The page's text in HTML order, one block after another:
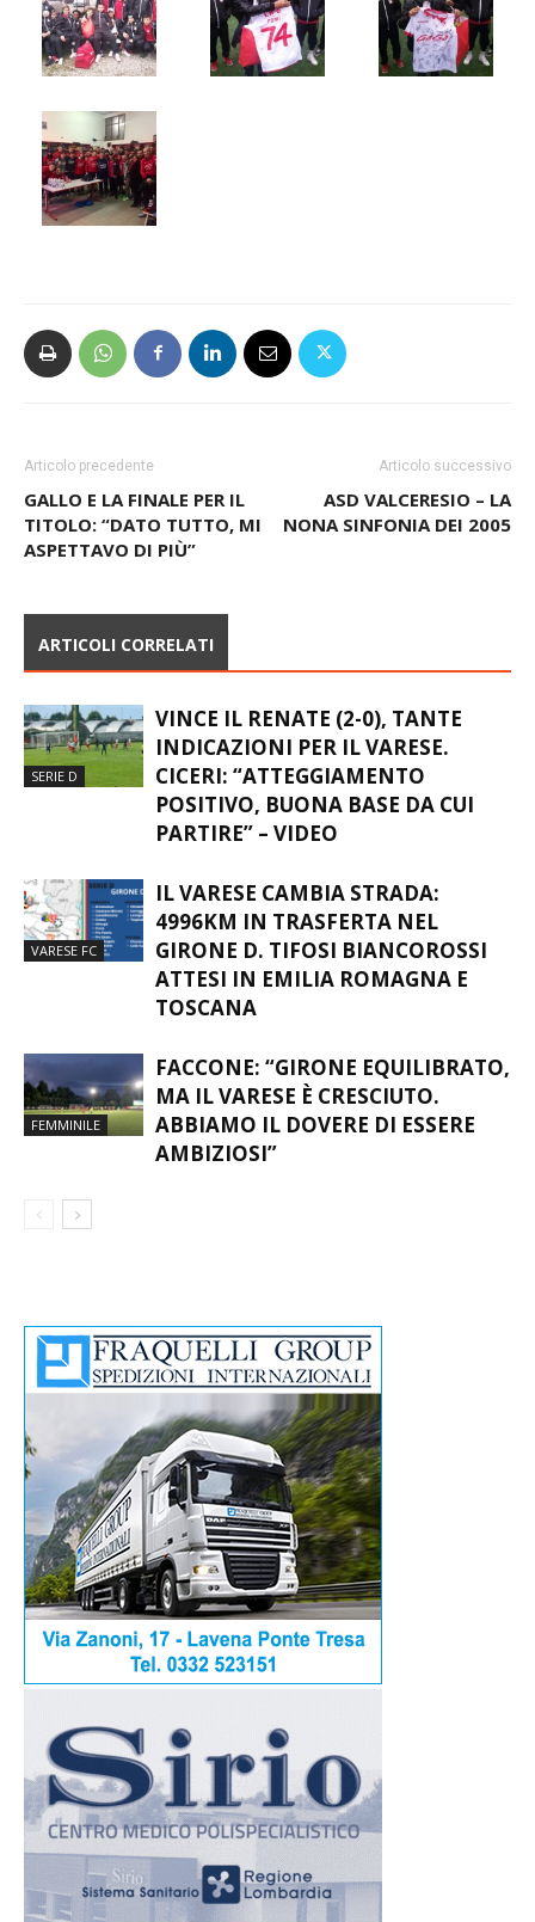
Articolo precedente
GALLO E LA FINALE PER IL
TITOLO: “DATO TUTTO, MI
ASPETTAVO DI PIÙ”
Articolo successivo
ASD VALCERESIO – LA
NONA SINFONIA DEI 2005
ARTICOLI CORRELATI
SERIE D
VINCE IL RENATE (2-0), TANTE
INDICAZIONI PER IL VARESE.
CICERI: “ATTEGGIAMENTO
POSITIVO, BUONA BASE DA CUI
PARTIRE” – VIDEO
VARESE FC
IL VARESE CAMBIA STRADA:
4996KM IN TRASFERTA NEL
GIRONE D. TIFOSI BIANCOROSSI
ATTESI IN EMILIA ROMAGNA E
TOSCANA
FEMMINILE
FACCONE: “GIRONE EQUILIBRATO,
MA IL VARESE È CRESCIUTO.
ABBIAMO IL DOVERE DI ESSERE
AMBIZIOSI”